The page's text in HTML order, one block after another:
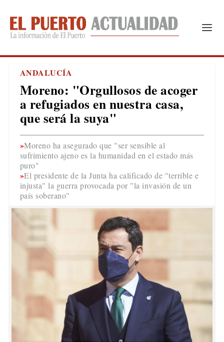
ANDALUCÍA
Moreno: "Orgullosos de acoger
a refugiados en nuestra casa,
que será la suya"
Moreno ha asegurado que "ser sensible al
sufrimiento ajeno es la humanidad en el estado más
puro"
El presidente de la Junta ha calificado de "terrible e
injusta" la guerra provocada por "la invasión de un
país soberano"